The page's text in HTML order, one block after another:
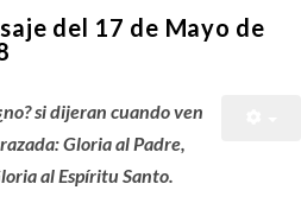
del 17 de Mayo de
si dijeran cuando ven
Gloria al Padre,
al Espíritu Santo.